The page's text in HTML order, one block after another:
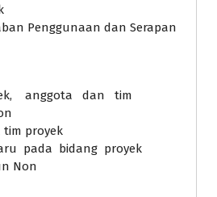
Penggunaan dan Serapan
anggota dan tim
proyek
pada bidang proyek
Non